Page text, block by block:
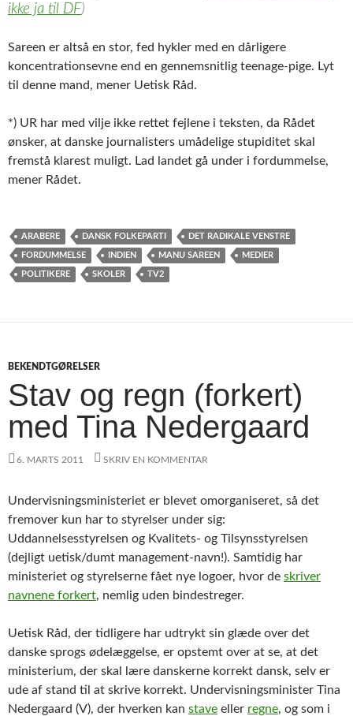
ikke ja til DF)
Sareen er altså en stor, fed hykler med en dårligere
koncentrationsevne end en gennemsnitlig teenage-pige. Lyt
til denne mand, mener Uetisk Råd.
*) UR har med vilje ikke rettet fejlene i teksten, da Rådet
ønsker, at danske journalisters umådelige stupiditet skal
fremstå klarest muligt. Lad landet gå under i fordummelse,
mener Rådet.
ARABERE DANSK FOLKEPARTI DET RADIKALE VENSTRE
FORDUMMELSE INDIEN MANU SAREEN MEDIER
POLITIKERE SKOLER TV2
BEKENDTGØRELSER
Stav og regn (forkert)
med Tina Nedergaard
6. MARTS 2011 SKRIV EN KOMMENTAR
Undervisningsministeriet er blevet omorganiseret, så det
fremover kun har to styrelser under sig:
Uddannelsesstyrelsen og Kvalitets- og Tilsynsstyrelsen
(dejligt uetisk/dumt management-navn!). Samtidig har
ministeriet og styrelserne fået nye logoer, hvor de skriver
navnene forkert, nemlig uden bindestreger.
Uetisk Råd, der tidligere har udtrykt sin glæde over det
danske sprogs ødelæggelse, er opstemt over at se, at det
ministerium, der skal lære danskerne korrekt dansk, selv er
ude af stand til at skrive korrekt. Undervisningsminister Tina
Nedergaard (V), der hverken kan stave eller regne, og som i